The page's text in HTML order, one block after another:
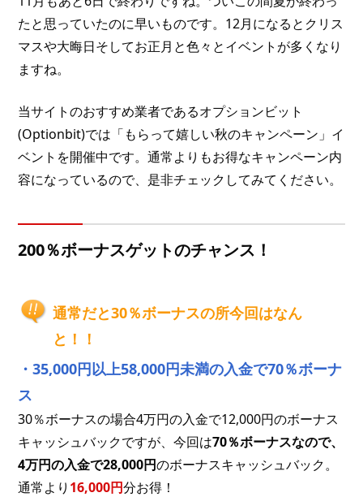
たと思っていたのに早いものです。12月になるとクリス
マスや大晦日そしてお正月と色々とイベントが多くなり
ますね。
当サイトのおすすめ業者であるオプションビット
(Optionbit)では「もらって嬉しい秋のキャンペーン」イ
ベントを開催中です。通常よりもお得なキャンペーン内
容になっているので、是非チェックしてみてください。
200％ボーナスゲットのチャンス！
通常だと30％ボーナスの所今回はなん
と！！
・35,000円以上58,000円未満の入金で70％ボーナ
ス
30％ボーナスの場合4万円の入金で12,000円のボーナス
キャッシュバックですが、今回は70％ボーナスなので、
4万円の入金で28,000円のボーナスキャッシュバック。
通常より 16,000円分お得！